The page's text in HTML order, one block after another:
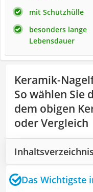
mit Schutzhülle
besonders lange
Lebensdauer
Keramik-
So wählen Sie
dem obigen
oder Vergleich
Inhaltsverzeichnis
Das Wichtigste